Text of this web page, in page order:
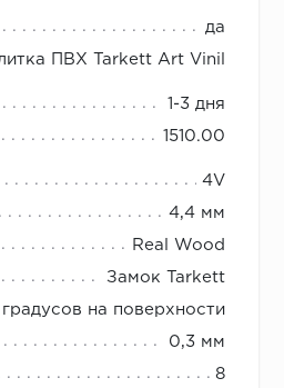
да
ПВХ Tarkett Art Vinil
1-3 дня
1510.00
4V
4,4 мм
Real Wood
Замок Tarkett
на поверхности
0,3 мм
8